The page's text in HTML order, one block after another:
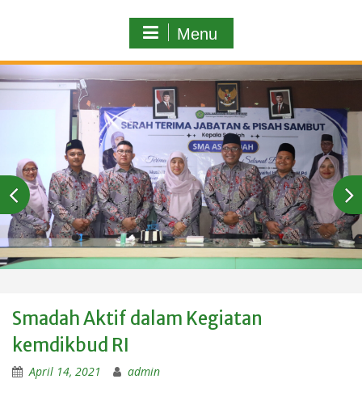
Menu
Smadah Aktif dalam Kegiatan
kemdikbud RI
April 14, 2021 admin